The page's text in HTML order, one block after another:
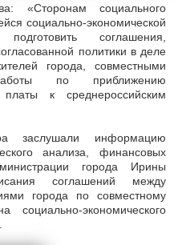
«Сторонам социального
социально-экономической
соглашения,
политики в деле
города, совместными
по приближению
к среднероссийским
заслушали информацию
анализа, финансовых
города Ирины
соглашений между
города по совместному
экономического